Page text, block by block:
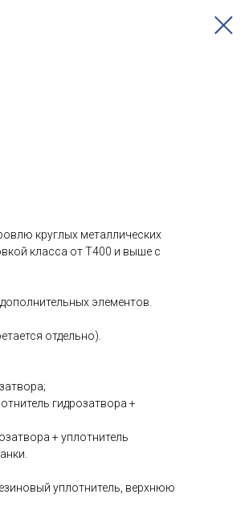
круглых металлических
класса от T400 и выше с
элементов.
отдельно).
гидрозатвора +
+ уплотнитель
уплотнитель, верхнюю